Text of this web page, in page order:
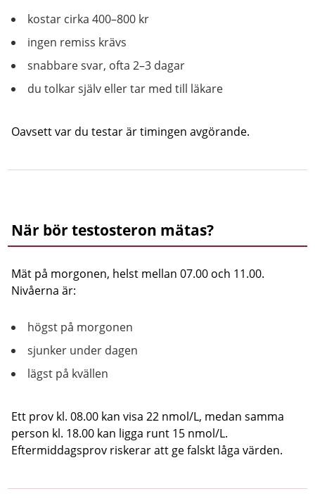
kostar cirka 400–800 kr
ingen remiss krävs
snabbare svar, ofta 2–3 dagar
du tolkar själv eller tar med till läkare
Oavsett var du testar är timingen avgörande.
När bör testosteron mätas?
Mät på morgonen, helst mellan 07.00 och 11.00.
Nivåerna är:
högst på morgonen
sjunker under dagen
lägst på kvällen
Ett prov kl. 08.00 kan visa 22 nmol/L, medan samma
person kl. 18.00 kan ligga runt 15 nmol/L.
Eftermiddagsprov riskerar att ge falskt låga värden.